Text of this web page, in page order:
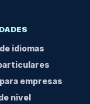
idiomas
empresas
nivel